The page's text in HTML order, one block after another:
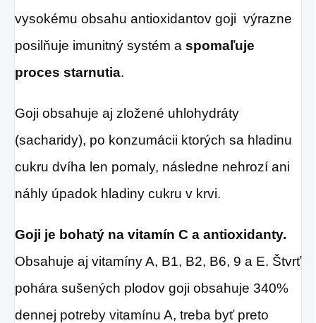
vysokému obsahu antioxidantov goji výrazne
posilňuje imunitný systém a spomaľuje
proces starnutia.
Goji obsahuje aj zložené uhlohydráty
(sacharidy), po konzumácii ktorých sa hladinu
cukru dvíha len pomaly, následne nehrozí ani
náhly úpadok hladiny cukru v krvi.
Goji je bohatý na vitamín C a antioxidanty.
Obsahuje aj vitamíny A, B1, B2, B6, 9 a E. Štvrť
pohára sušených plodov goji obsahuje 340%
dennej potreby vitamínu A, treba byť preto